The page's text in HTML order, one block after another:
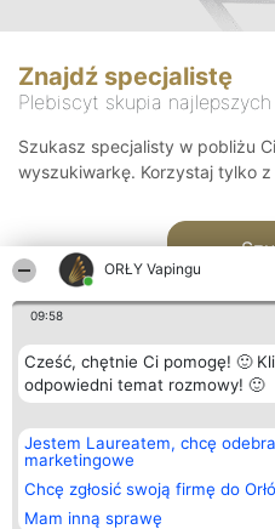
ORŁY Vapingu
09:58
Cześć, chętnie Ci pomogę! 🙂
odpowiedni temat rozmowy! 🙂
Jestem Laureatem, chcę
marketingowe
Chcę zgłosić swoją firmę do
Mam inną sprawę
Znajdź specjalistę
Plebiscyt skupia
Szukasz specjalisty w pobliżu
wyszukiwarkę. Korzystaj tylko z
Organizator plebiscytu
Bright Side Solutions sp. z o.
o. sp. k.
ul. Ruska 22
Wrocław 50-079
KRS 0000749100 | Regon